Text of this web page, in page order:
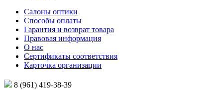
Салоны оптики
Способы оплаты
Гарантия и возврат товара
Правовая информация
О нас
Сертификаты соответствия
Карточка организации
8 (961) 419-38-39